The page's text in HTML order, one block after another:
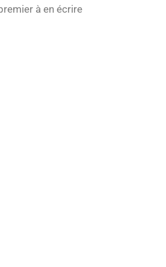
à en écrire